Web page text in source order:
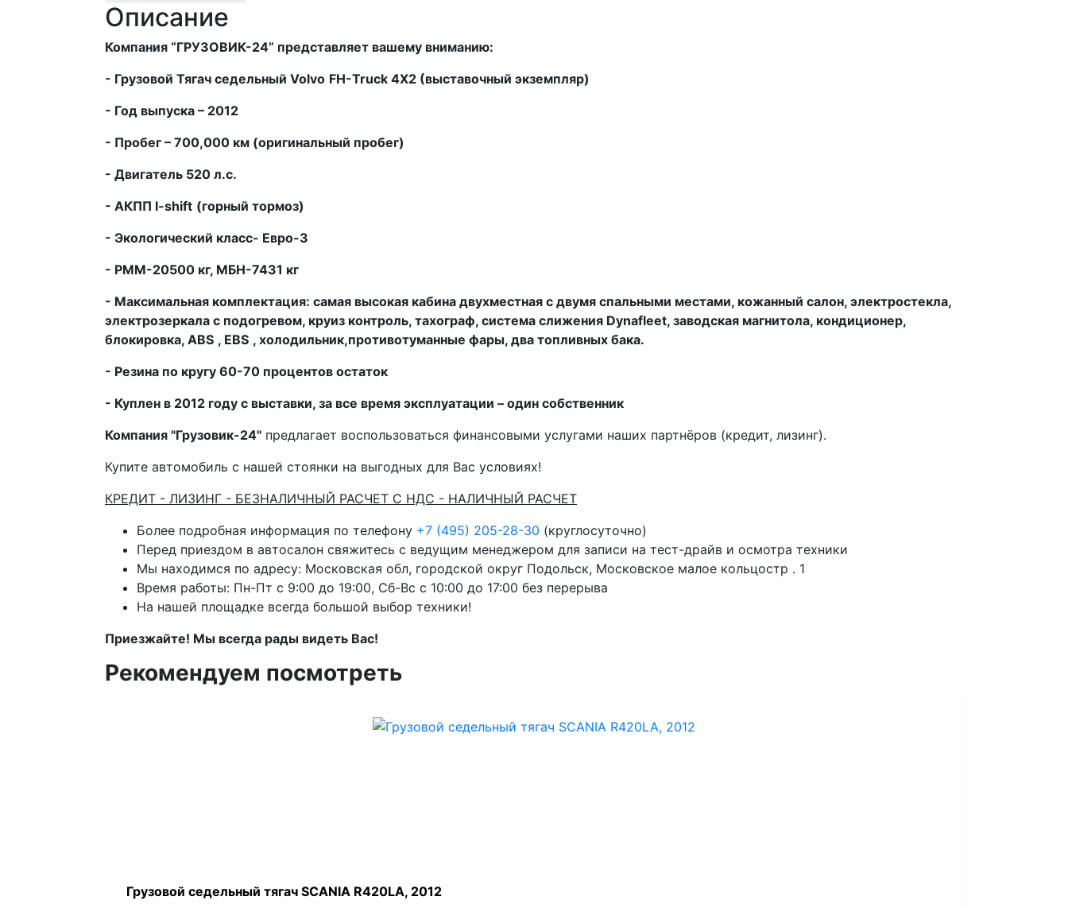
Описание
Компания “ГРУЗОВИК-24” представляет вашему вниманию:
- Грузовой Тягач седельный Volvo FH-Truck 4X2 (выставочный экземпляр)
- Год выпуска – 2012
- Пробег – 700,000 км (оригинальный пробег)
- Двигатель 520 л.с.
- АКПП I-shift (горный тормоз)
- Экологический класс- Евро-3
- РММ-20500 кг, МБН-7431 кг
- Максимальная комплектация: самая высокая кабина двухместная с двумя спальными местами, кожанный салон, электростекла,
электрозеркала с подогревом, круиз контроль, тахограф, система слижения Dynafleet, заводская магнитола, кондиционер,
блокировка, ABS , EBS , холодильник,противотуманные фары, два топливных бака.
- Резина по кругу 60-70 процентов остаток
- Куплен в 2012 году с выставки, за все время эксплуатации – один собственник
Компания "Грузовик-24" предлагает воспользоваться финансовыми услугами наших партнёров (кредит, лизинг).
Купите автомобиль с нашей стоянки на выгодных для Вас условиях!
КРЕДИТ - ЛИЗИНГ - БЕЗНАЛИЧНЫЙ РАСЧЕТ С НДС - НАЛИЧНЫЙ РАСЧЕТ
Более подробная информация по телефону +7 (495) 205-28-30 (круглосуточно)
Перед приездом в автосалон свяжитесь с ведущим менеджером для записи на тест-драйв и осмотра техники
Мы находимся по адресу: Московская обл, городской округ Подольск, Московское малое кольцостр . 1
Время работы: Пн-Пт с 9:00 до 19:00, Сб-Вс с 10:00 до 17:00 без перерыва
На нашей площадке всегда большой выбор техники!
Приезжайте! Мы всегда рады видеть Вас!
Рекомендуем посмотреть
Грузовой седельный тягач SCANIA R420LA, 2012